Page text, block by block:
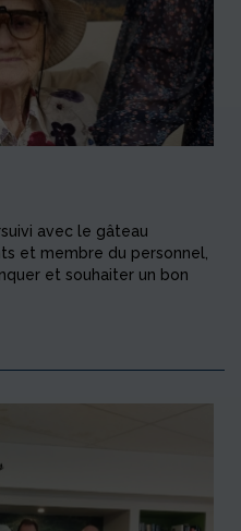
avec le gâteau
et membre du personnel,
et souhaiter un bon